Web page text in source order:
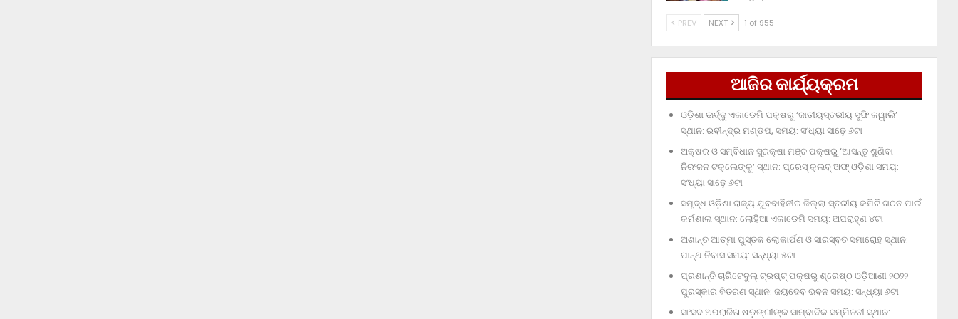
PREV NEXT 1 of 955
ଆଜିର କାର୍ଯ୍ୟକ୍ରମ
ଓଡ଼ିଶା ଊର୍ଦ୍ଦୁ ଏକାଡେମି ପକ୍ଷରୁ ‘ଜାତୀୟସ୍ତରୀୟ ସୁଫି କୱାଲି’
ସ୍ଥାନ: ରବୀନ୍ଦ୍ର ମଣ୍ଡପ, ସମୟ: ସଂଧ୍ୟା ସାଢ଼େ ୬ଟା
ଅକ୍ଷର ଓ ସମ୍ବିଧାନ ସୁରକ୍ଷା ମଞ୍ଚ ପକ୍ଷରୁ ‘ଆସନ୍ତୁ ଶୁଣିବା
ନିରଂଜନ ଟକ୍‌ଲେଙ୍କୁ’ ସ୍ଥାନ: ପ୍ରେସ୍‌ କ୍ଲବ୍‌ ଅଫ୍‌ ଓଡ଼ିଶା ସମୟ:
ସଂଧ୍ୟା ସାଢ଼େ ୬ଟା
ସମୃଦ୍ଧ ଓଡ଼ିଶା ରାଜ୍ୟ ଯୁବବାହିନୀର ଜିଲ୍ଲା ସ୍ତରୀୟ କମିଟି ଗଠନ ପାଇଁ
କର୍ମଶାଳା ସ୍ଥାନ: ଲୋହିଆ ଏକାଡେମି ସମୟ: ଅପରାହ୍‌ଣ ୪ଟା
ଅଶାନ୍ତ ଆତ୍ମା ପୁସ୍ତକ ଲୋକାର୍ପଣ ଓ ସାରସ୍ବତ ସମାରୋହ ସ୍ଥାନ:
ପାନ୍ଥ ନିବାସ ସମୟ: ସନ୍ଧ୍ୟା ୫ଟା
ପ୍ରଶାନ୍ତି ଚାରିଟେବୁଲ୍‌ ଟ୍ରଷ୍ଟ୍‌ ପକ୍ଷରୁ ଶ୍ରେଷ୍ଠ ଓଡ଼ିଆଣୀ ୨୦୨୨
ପୁରସ୍କାର ବିତରଣ ସ୍ଥାନ: ଜୟଦେବ ଭବନ ସମୟ: ସନ୍ଧ୍ୟା ୬ଟା
ସାଂସଦ ଅପରାଜିତା ଷଡ଼ଙ୍ଗୀଙ୍କ ସାମ୍ବାଦିକ ସମ୍ମିଳନୀ ସ୍ଥାନ: